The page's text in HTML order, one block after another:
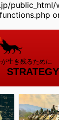
public_html/
生き残るために
STRATEGY